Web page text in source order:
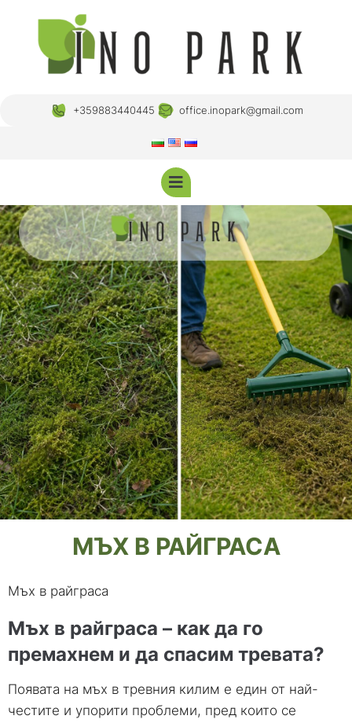
+359883440445 office.inopark@gmail.com
МЪХ В РАЙГРАСА
Мъх в райграса
Мъх в райграса – как да го
премахнем и да спасим тревата?
Появата на мъх в тревния килим е един от най-
честите и упорити проблеми, пред които се